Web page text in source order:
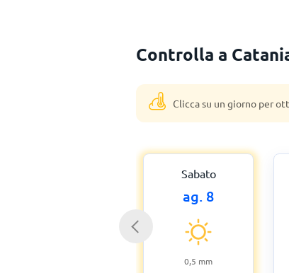
Controlla a
Clicca su un giorno per
Sabato
ag. 8
0,5 mm